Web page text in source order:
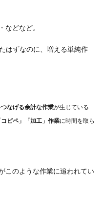
などなど。
はずなのに、増える単純作
なげる余計な作業が生じている
コピペ」「加工」作業に時間を取ら
このような作業に追われてい